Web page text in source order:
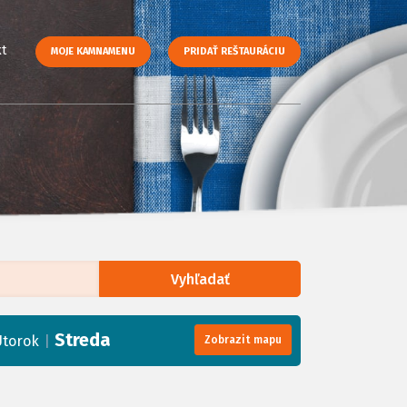
MOJE KAMNAMENU PRIDAŤ REŠTAURÁCIU
Vyhľadať
Streda Zobrazit mapu